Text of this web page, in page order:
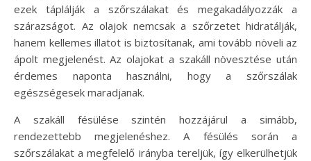
ezek táplálják a szőrszálakat és megakadályozzák a
szárazságot. Az olajok nemcsak a szőrzetet hidratálják,
hanem kellemes illatot is biztosítanak, ami tovább növeli az
ápolt megjelenést. Az olajokat a szakáll növesztése után
érdemes naponta használni, hogy a szőrszálak
egészségesek maradjanak.
A szakáll fésülése szintén hozzájárul a simább,
rendezettebb megjelenéshez. A fésülés során a
szőrszálakat a megfelelő irányba tereljük, így elkerülhetjük